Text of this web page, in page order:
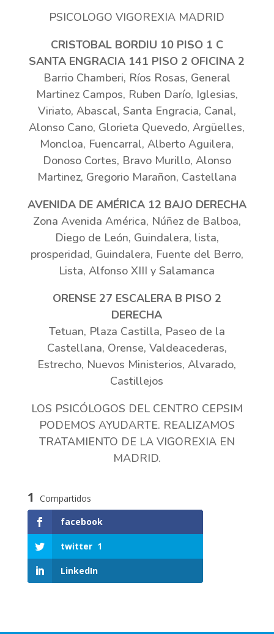
PSICOLOGO VIGOREXIA MADRID
CRISTOBAL BORDIU 10 PISO 1 C
SANTA ENGRACIA 141 PISO 2 OFICINA 2
Barrio Chamberi, Ríos Rosas, General
Martinez Campos, Ruben Darío, Iglesias,
Viriato, Abascal, Santa Engracia, Canal,
Alonso Cano, Glorieta Quevedo, Argüelles,
Moncloa, Fuencarral, Alberto Aguilera,
Donoso Cortes, Bravo Murillo, Alonso
Martinez, Gregorio Marañon, Castellana
AVENIDA DE AMÉRICA 12 BAJO DERECHA
Zona Avenida América, Núñez de Balboa,
Diego de León, Guindalera, lista,
prosperidad, Guindalera, Fuente del Berro,
Lista, Alfonso XIII y Salamanca
ORENSE 27 ESCALERA B PISO 2
DERECHA
Tetuan, Plaza Castilla, Paseo de la
Castellana, Orense, Valdeacederas,
Estrecho, Nuevos Ministerios, Alvarado,
Castillejos
LOS PSICÓLOGOS DEL CENTRO CEPSIM
PODEMOS AYUDARTE. REALIZAMOS
TRATAMIENTO DE LA VIGOREXIA EN
MADRID.
1
Compartidos
facebook
twitter 1
LinkedIn